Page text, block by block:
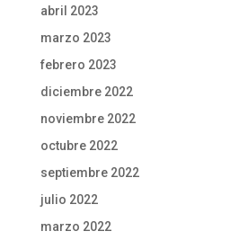
abril 2023
marzo 2023
febrero 2023
diciembre 2022
noviembre 2022
octubre 2022
septiembre 2022
julio 2022
marzo 2022